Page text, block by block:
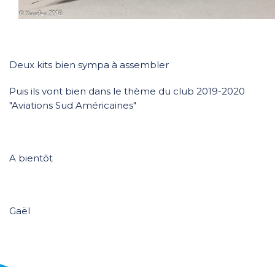
Deux kits bien sympa à assembler
Puis ils vont bien dans le thème du club 2019-2020
"Aviations Sud Américaines"
A bientôt
Gaël